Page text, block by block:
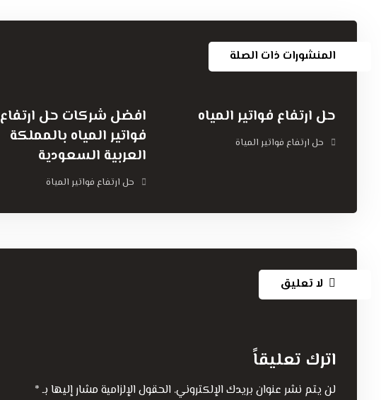
المنشورات ذات الصلة
حل ارتفاع فواتير المياه
حل ارتفاع فواتير المياة
افضل شركات حل ارتفاع
فواتير المياه بالمملكة
العربية السعودية
حل ارتفاع فواتير المياة
لا تعليق
اترك تعليقاً
لن يتم نشر عنوان بريدك الإلكتروني. الحقول الإلزامية مشار إليها بـ*